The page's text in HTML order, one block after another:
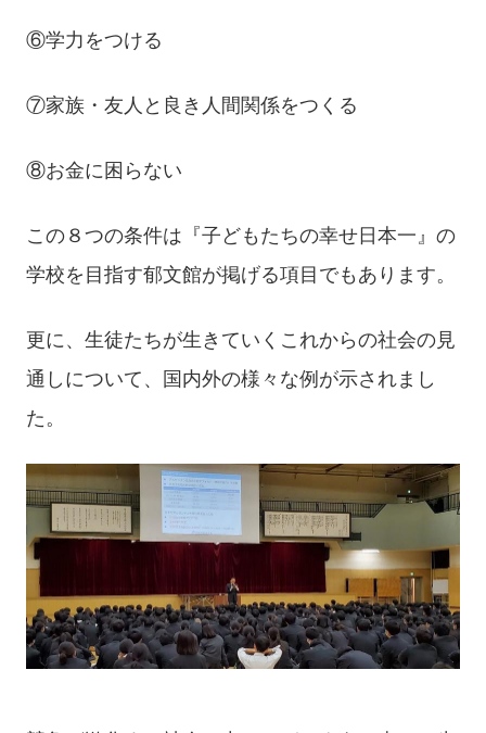
⑥学力をつける
⑦家族・友人と良き人間関係をつくる
⑧お金に困らない
この８つの条件は『子どもたちの幸せ日本一』の
学校を目指す郁文館が掲げる項目でもあります。
更に、生徒たちが生きていくこれからの社会の見
通しについて、国内外の様々な例が示されまし
た。